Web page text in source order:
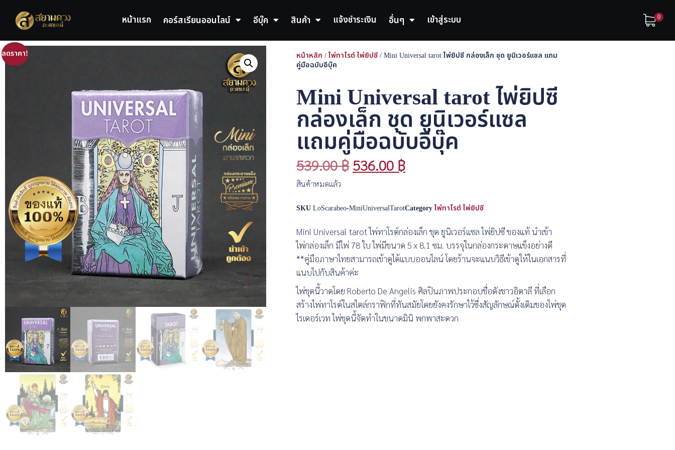
หน้าแรก คอร์สเรียนออนไลน์ อีบุ๊ค สินค้า แจ้งชำระเงิน อื่นๆ เข้าสู่ระบบ 0
ลดราคา! หน้าหลัก /ไพ่ทาโรต์ ไพ่ยิปซี/ Mini Universal tarot ไพ่ยิปซี กล่องเล็ก ชุด ยูนิเวอร์แซล แถม
คู่มือฉบับอีบุ๊ค
Mini Universal tarot ไพ่ยิปซี
กล่องเล็ก ชุด ยูนิเวอร์แซล
แถมคู่มือฉบับอีบุ๊ค
539.00฿ 536.00 ฿
สินค้าหมดแล้ว
SKULoScarabeo-MiniUniversalTarotCategoryไพ่ทาโรต์ ไพ่ยิปซี
Mini Universal tarot ไพ่ทาโรต์กล่องเล็ก ชุด ยูนิเวอร์แซล ไพ่ยิปซี ของแท้ นำเข้า
ไพ่กล่องเล็ก มีไพ่ 78 ใบ ไพ่มีขนาด 5 x 8.1 ซม. บรรจุในกล่องกระดาษแข็งอย่างดี
**คู่มือภาษาไทยสามารถเข้าดูได้แบบออนไลน์ โดยร้านจะแนบวิธีเข้าดูให้ในเอกสารที่
แนบไปกับสินค้าค่ะ
ไพ่ชุดนี้วาดโดย Roberto De Angelis ศิลปินภาพประกอบชื่อดังชาวอิตาลี ที่เลือก
สร้างไพ่ทาโรต์ในสไตล์กราฟิกที่ทันสมัยโดยยังคงรักษาไว้ซึ่งสัญลักษณ์ดั้งเดิมของไพ่ชุด
ไรเดอร์เวท ไพ่ชุดนี้จัดทำในขนาดมินิ พกพาสะดวก